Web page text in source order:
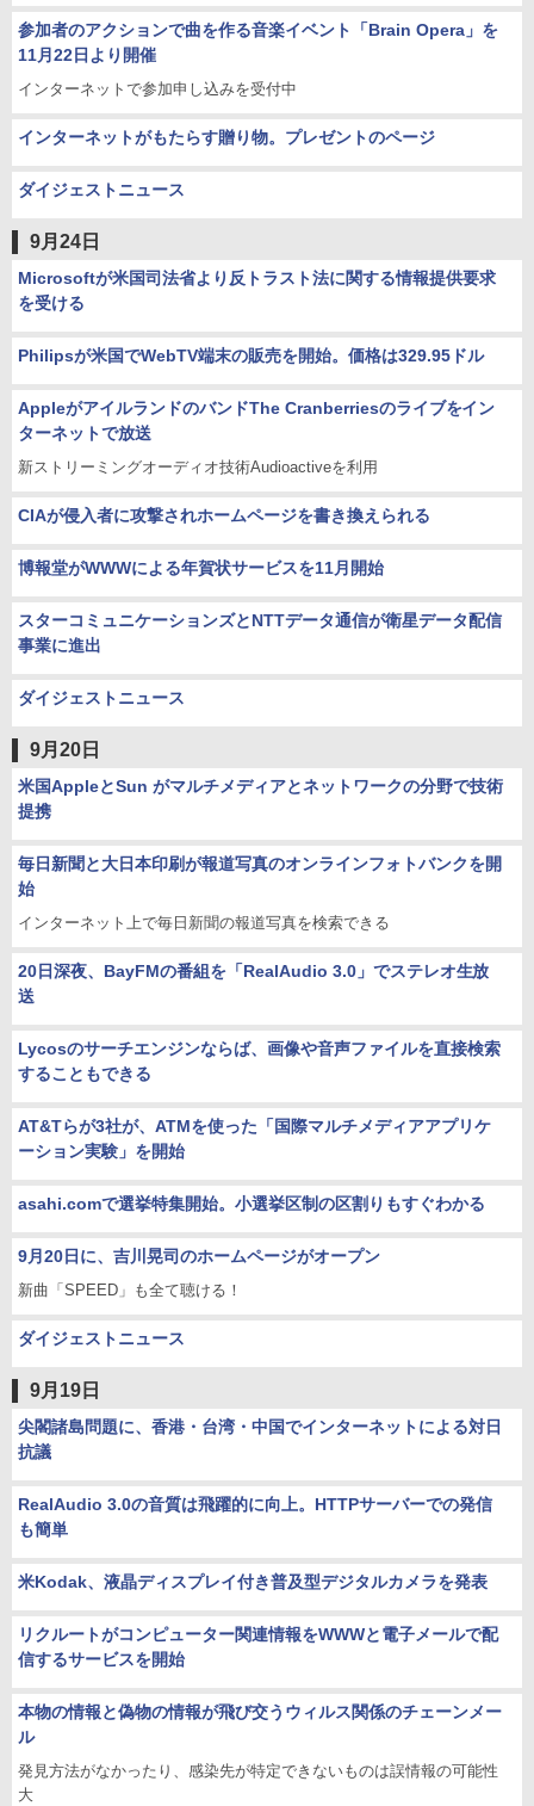
参加者のアクションで曲を作る音楽イベント「Brain Opera」を
11月22日より開催
インターネットで参加申し込みを受付中
インターネットがもたらす贈り物。プレゼントのページ
ダイジェストニュース
9月24日
Microsoftが米国司法省より反トラスト法に関する情報提供要求
を受ける
Philipsが米国でWebTV端末の販売を開始。価格は329.95ドル
AppleがアイルランドのバンドThe Cranberriesのライブをイン
ターネットで放送
新ストリーミングオーディオ技術Audioactiveを利用
CIAが侵入者に攻撃されホームページを書き換えられる
博報堂がWWWによる年賀状サービスを11月開始
スターコミュニケーションズとNTTデータ通信が衛星データ配信
事業に進出
ダイジェストニュース
9月20日
米国AppleとSun がマルチメディアとネットワークの分野で技術
提携
毎日新聞と大日本印刷が報道写真のオンラインフォトバンクを開
始
インターネット上で毎日新聞の報道写真を検索できる
20日深夜、BayFMの番組を「RealAudio 3.0」でステレオ生放
送
Lycosのサーチエンジンならば、画像や音声ファイルを直接検索
することもできる
AT&Tらが3社が、ATMを使った「国際マルチメディアアプリケ
ーション実験」を開始
asahi.comで選挙特集開始。小選挙区制の区割りもすぐわかる
9月20日に、吉川晃司のホームページがオープン
新曲「SPEED」も全て聴ける！
ダイジェストニュース
9月19日
尖閣諸島問題に、香港・台湾・中国でインターネットによる対日
抗議
RealAudio 3.0の音質は飛躍的に向上。HTTPサーバーでの発信
も簡単
米Kodak、液晶ディスプレイ付き普及型デジタルカメラを発表
リクルートがコンピューター関連情報をWWWと電子メールで配
信するサービスを開始
本物の情報と偽物の情報が飛び交うウィルス関係のチェーンメー
ル
発見方法がなかったり、感染先が特定できないものは誤情報の可能性
大